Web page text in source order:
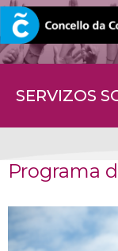
SERVIZOS
CORUNA.GAL
Programa